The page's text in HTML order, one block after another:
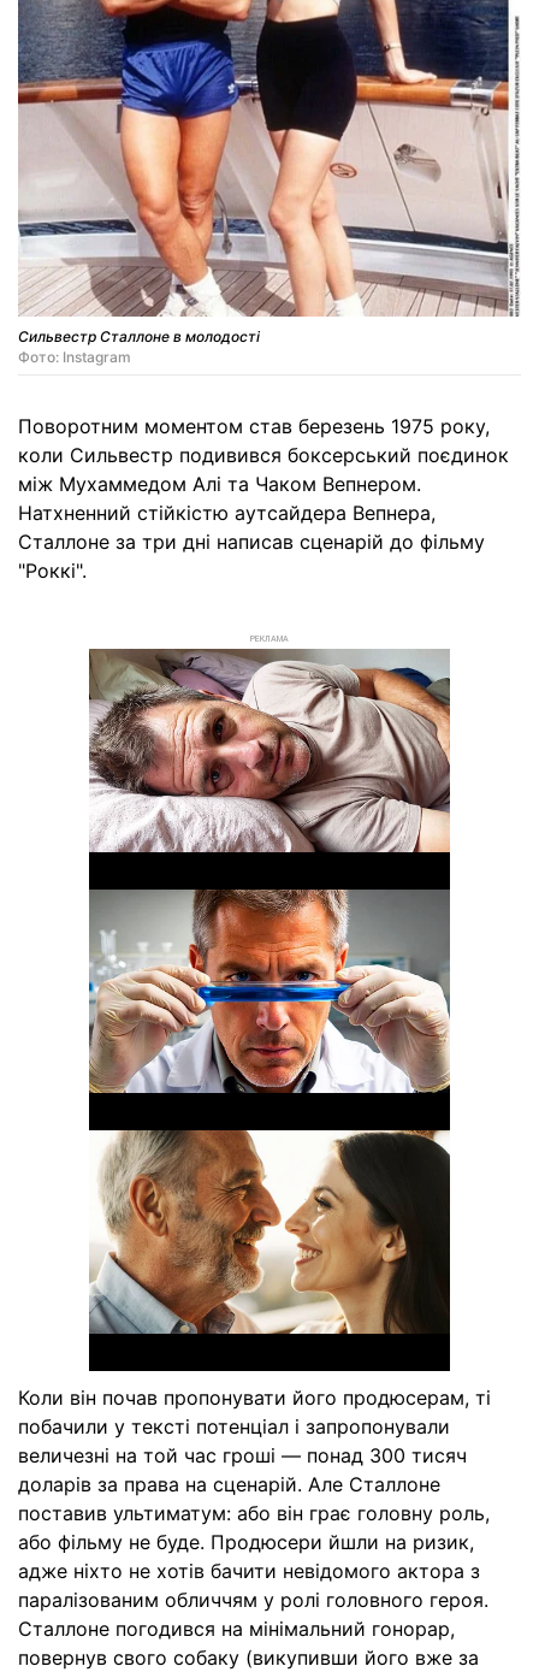
Сильвестр Сталлоне в молодості
Фото: Instagram
Поворотним моментом став березень 1975 року,
коли Сильвестр подивився боксерський поєдинок
між Мухаммедом Алі та Чаком Вепнером.
Натхненний стійкістю аутсайдера Вепнера,
Сталлоне за три дні написав сценарій до фільму
"Роккі".
РЕКЛАМА
Коли він почав пропонувати його продюсерам, ті
побачили у тексті потенціал і запропонували
величезні на той час гроші — понад 300 тисяч
доларів за права на сценарій. Але Сталлоне
поставив ультиматум: або він грає головну роль,
або фільму не буде. Продюсери йшли на ризик,
адже ніхто не хотів бачити невідомого актора з
паралізованим обличчям у ролі головного героя.
Сталлоне погодився на мінімальний гонорар,
повернув свого собаку (викупивши його вже за